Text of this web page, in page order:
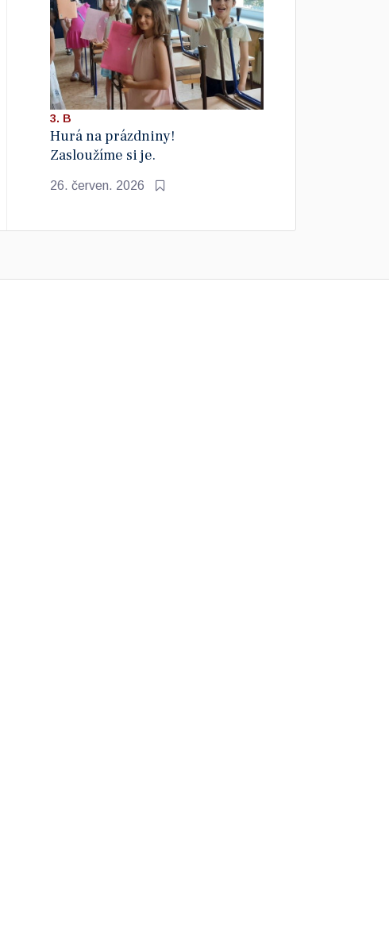
3. B
Hurá na prázdniny!
Zasloužíme si je.
26. červen. 2026